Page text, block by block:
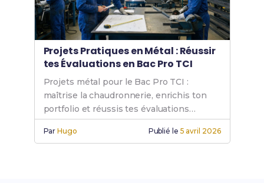
Projets Pratiques en Métal : Réussir
tes Évaluations en Bac Pro TCI
Projets métal pour le Bac Pro TCI :
maîtrise la chaudronnerie, enrichis ton
portfolio et réussis tes évaluations
pratiques en atelier.
ParHugo Publié le 5 avril 2026